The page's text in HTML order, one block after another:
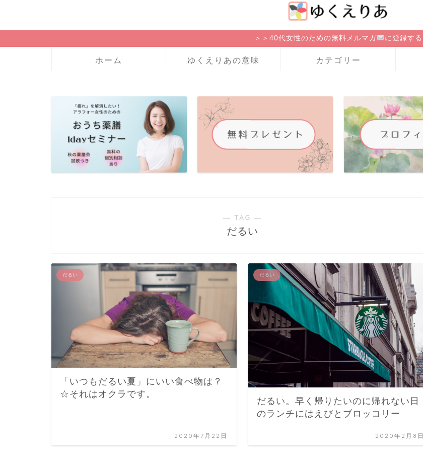
＞＞40代女性のための無料メルマガ に登録する
ホーム ゆくえりあの意味 カテゴリー
― TAG ―
だるい
だるい
「いつもだるい夏」にいい食べ物は？
☆それはオクラです。
2020年7月22日
だるい
だるい。早く帰りたいのに帰れない日
のランチにはえびとブロッコリー
2020年2月8日